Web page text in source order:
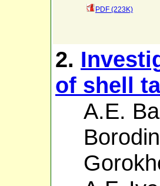
PDF (223K)
2.
of shell
A.E.
Borodin